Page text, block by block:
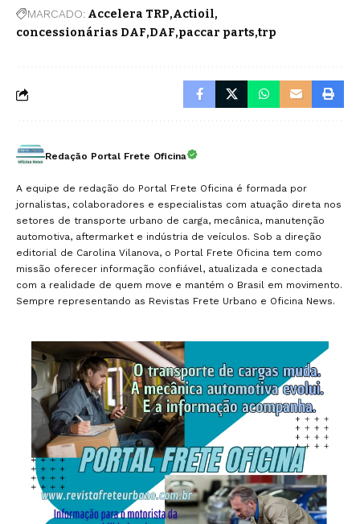
MARCADO: Accelera TRP Actioil
concessionárias DAF DAF paccar parts trp
Redação Portal Frete Oficina
A equipe de redação do Portal Frete Oficina é formada por
jornalistas, colaboradores e especialistas com atuação direta nos
setores de transporte urbano de carga, mecânica, manutenção
automotiva, aftermarket e indústria de veículos. Sob a direção
editorial de Carolina Vilanova, o Portal Frete Oficina tem como
missão oferecer informação confiável, atualizada e conectada
com a realidade de quem move e mantém o Brasil em movimento.
Sempre representando as Revistas Frete Urbano e Oficina News.